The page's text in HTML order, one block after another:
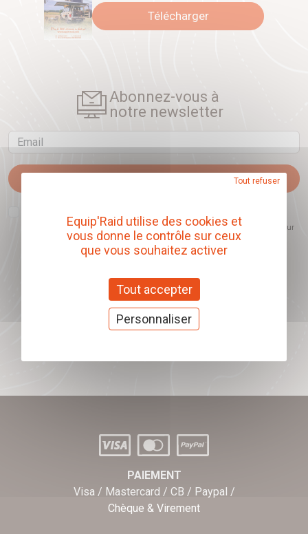
Télécharger
Abonnez-vous à
notre newsletter
Email
comprendre les sujets qui m'intéressent et d'améliorer les contenus
proposés. Ce choix est modifiable à tout moment et reste sans incidence sur
mon inscription.
Offrez nos chèques
cadeaux
PAIEMENT
Visa / Mastercard / CB / Paypal /
Chèque & Virement
Equip'Raid utilise des cookies et
vous donne le contrôle sur ceux
que vous souhaitez activer
Tout accepter
Tout refuser
Personnaliser